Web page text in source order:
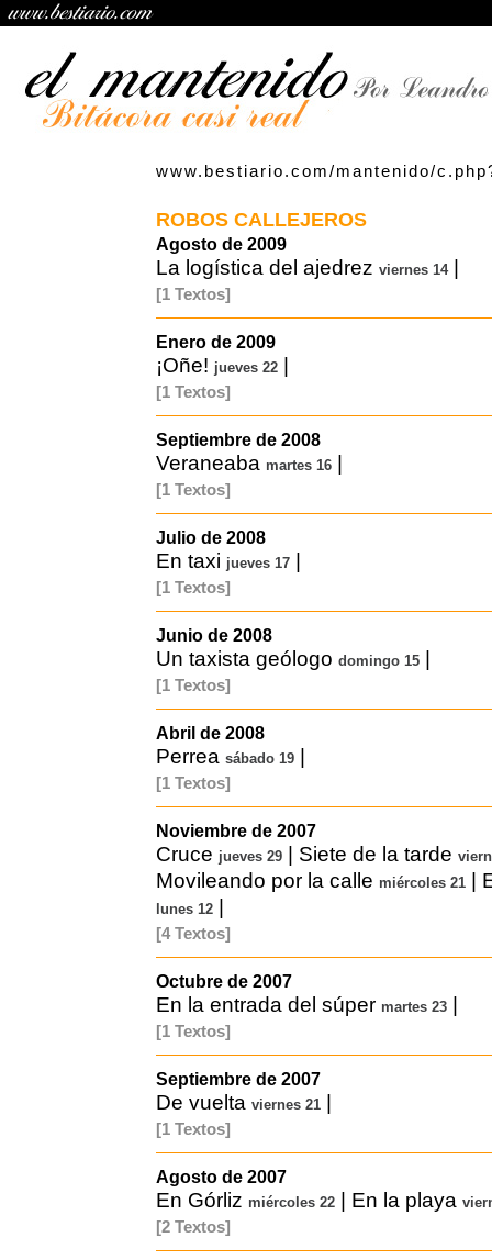
www.bestiario.com/mantenido/
ROBOS CALLEJEROS
Agosto de 2009
La logística del ajedrez viernes 14|
[1 Textos]
Enero de 2009
¡Oñe! jueves 22
[1 Textos]
Septiembre de 2008
Veraneaba martes 16
[1 Textos]
Julio de 2008
En taxi jueves 17
[1 Textos]
Junio de 2008
Un taxista geólogo domingo 15
[1 Textos]
Abril de 2008
Perrea sábado 19
[1 Textos]
Noviembre de 2007
Cruce jueves 29 Siete de la tarde
Movileando por la calle miércoles 21
lunes 12
[4 Textos]
Octubre de 2007
En la entrada del súper martes 23
[1 Textos]
Septiembre de 2007
De vuelta viernes 21
[1 Textos]
Agosto de 2007
En Górliz miércoles 22 En la playa
[2 Textos]